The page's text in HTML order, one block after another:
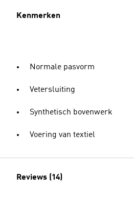
Kenmerken
Normale pasvorm
Vetersluiting
Synthetisch bovenwerk
Voering van textiel
Reviews (14)